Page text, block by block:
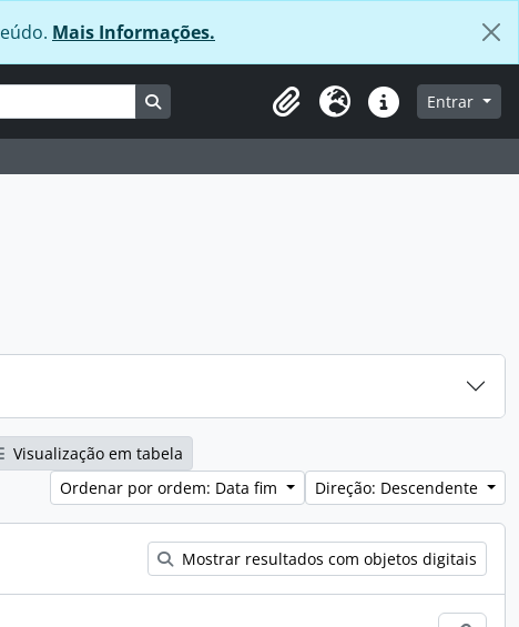
Mais Informações.
Busque na página de navegação
Área de transferência
Idioma Ligações rápidas
Entrar
Visualização em tabela
Ordenar por ordem: Data fim
Direção: Descendente
Mostrar resultados com objetos digitais